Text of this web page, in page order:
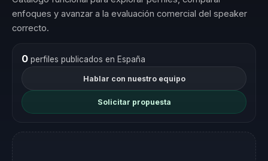
enfoques y avanzar a la evaluación comercial del speaker
correcto.
0perfiles publicados en España
Hablar con nuestro equipo
Solicitar propuesta